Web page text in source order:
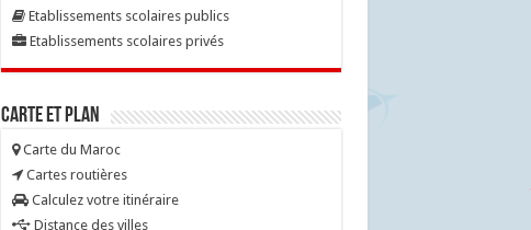
Etablissements scolaires publics
Etablissements scolaires privés
Carte et Plan
Carte du Maroc
Cartes routières
Calculez votre itinéraire
Distance des villes